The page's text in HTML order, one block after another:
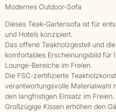
Modernes Outdoor-Sofa
Dieses Teak-Gartensofa ist für
und Hotels konzipiert.
Das offene Teakholzgestell und
komfortables Erscheinungsbild für
Lounge-Bereiche im Freien.
Die FSC-zertifizierte
verantwortungsvolle Materialwahl
den langfristigen Einsatz im Freien.
Großzügige Kissen erhöhen den